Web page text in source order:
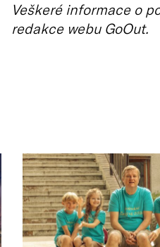
Veškeré informace o
redakce webu GoOut.